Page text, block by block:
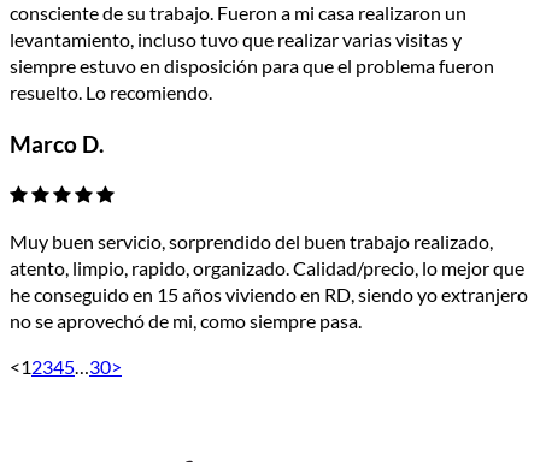
consciente de su trabajo. Fueron a mi casa realizaron un
levantamiento, incluso tuvo que realizar varias visitas y
siempre estuvo en disposición para que el problema fueron
resuelto. Lo recomiendo.
Marco D.
Muy buen servicio, sorprendido del buen trabajo realizado,
atento, limpio, rapido, organizado. Calidad/precio, lo mejor que
he conseguido en 15 años viviendo en RD, siendo yo extranjero
no se aprovechó de mi, como siempre pasa.
<12345 30>